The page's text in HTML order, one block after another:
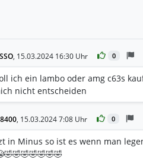
, 15.03.2024 16:30 Uhr 0
ich ein lambo oder amg c63s
nicht entscheiden
, 15.03.2024 7:08 Uhr 0
in Minus so ist es wenn man